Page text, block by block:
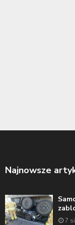
Najnowsze
7